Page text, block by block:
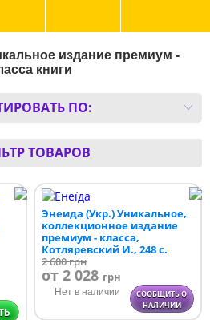
издание премиум -
книги
ПО:
ТОВАРОВ
Энеида (Укр.) Уникальное,
коллекционное издание
премиум - класса,
Котляревский И., 248 с.
2 600грн
от 2 028 грн
Нет в наличии
СООБЩИТЬ О
НАЛИЧИИ